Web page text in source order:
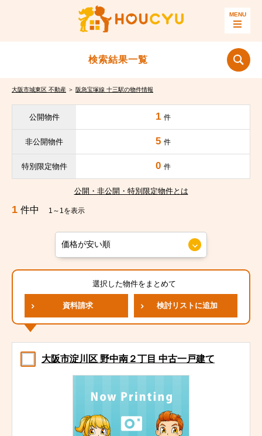
検索結果一覧
大阪市城東区 不動産 ＞ 阪急宝塚線 十三駅の物件情報
公開物件 1 件
非公開物件 5 件
特別限定物件 0 件
公開・非公開・特別限定物件とは
1 件中 1～1を表示
選択した物件をまとめて
資料請求 検討リストに追加
大阪市淀川区 野中南２丁目 中古一戸建て